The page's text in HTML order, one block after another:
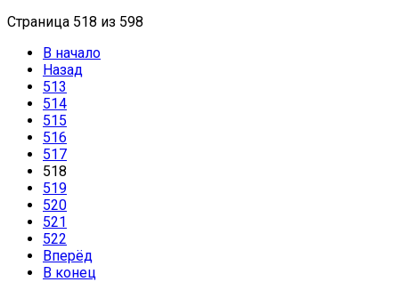
Страница 518 из 598
В начало
Назад
513
514
515
516
517
518
519
520
521
522
Вперёд
В конец